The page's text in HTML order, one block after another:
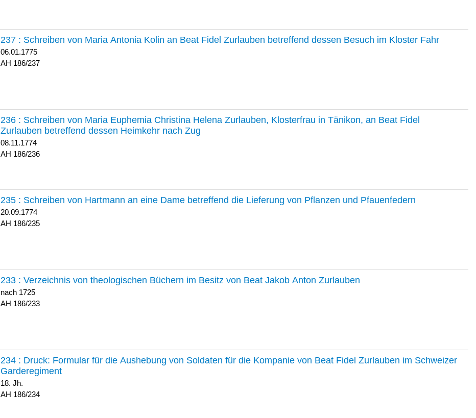
237 : Schreiben von Maria Antonia Kolin an Beat Fidel Zurlauben betreffend dessen Besuch im Kloster Fahr
06.01.1775
186/237
236 : Schreiben von Maria Euphemia Christina Helena Zurlauben, Klosterfrau in Tänikon, an Beat Fidel
Zurlauben betreffend dessen Heimkehr nach Zug
08.11.1774
186/236
235 : Schreiben von Hartmann an eine Dame betreffend die Lieferung von Pflanzen und Pfauenfedern
20.09.1774
186/235
233 : Verzeichnis von theologischen Büchern im Besitz von Beat Jakob Anton Zurlauben
nach 1725
186/233
234 : Druck: Formular für die Aushebung von Soldaten für die Kompanie von Beat Fidel Zurlauben im Schweizer
Garderegiment
18. Jh.
186/234